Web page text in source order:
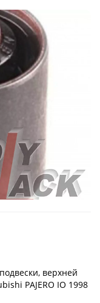
верхней
PAJERO IO 1998